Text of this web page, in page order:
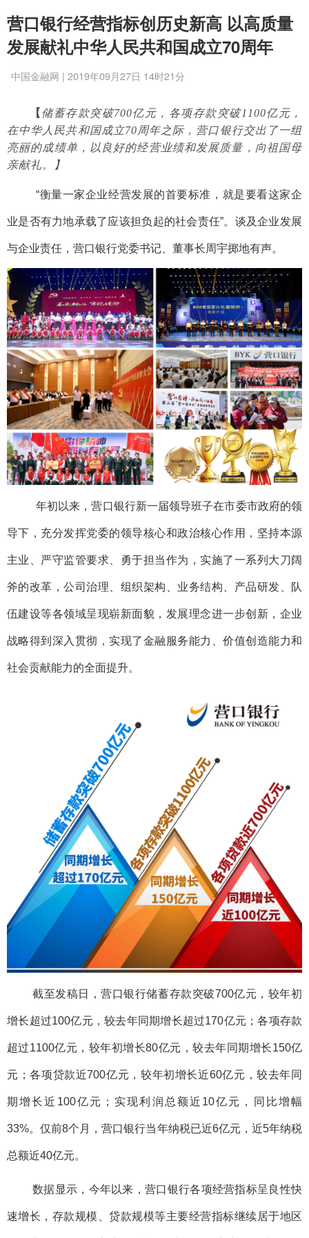
营口银行经营指标创历史新高 以高质量
发展献礼中华人民共和国成立70周年
中国金融网 | 2019年09月27日 14时21分
【 储蓄存款突破700亿元，各项存款突破1100亿元，
在中华人民共和国成立70周年之际，营口银行交出了一组
亮丽的成绩单，以良好的经营业绩和发展质量，向祖国母
亲献礼。】
“衡量一家企业经营发展的首要标准，就是要看这家企
业是否有力地承载了应该担负起的社会责任”。谈及企业发展
与企业责任，营口银行党委书记、董事长周宇掷地有声。
年初以来，营口银行新一届领导班子在市委市政府的领
导下，充分发挥党委的领导核心和政治核心作用，坚持本源
主业、严守监管要求、勇于担当作为，实施了一系列大刀阔
斧的改革，公司治理、组织架构、业务结构、产品研发、队
伍建设等各领域呈现崭新面貌，发展理念进一步创新，企业
战略得到深入贯彻，实现了金融服务能力、价值创造能力和
社会贡献能力的全面提升。
截至发稿日，营口银行储蓄存款突破700亿元，较年初
增长超过100亿元，较去年同期增长超过170亿元；各项存款
超过1100亿元，较年初增长80亿元，较去年同期增长150亿
元；各项贷款近700亿元，较年初增长近60亿元，较去年同
期增长近100亿元；实现利润总额近10亿元，同比增幅
33%。仅前8个月，营口银行当年纳税已近6亿元，近5年纳税
总额近40亿元。
数据显示，今年以来，营口银行各项经营指标呈良性快
速增长，存款规模、贷款规模等主要经营指标继续居于地区